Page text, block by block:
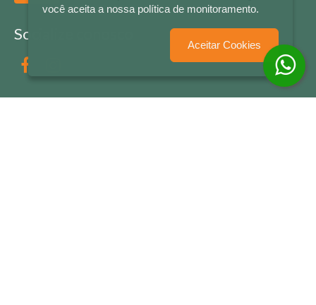
Socialize conosco
você aceita a nossa política de monitoramento.
Aceitar Cookies